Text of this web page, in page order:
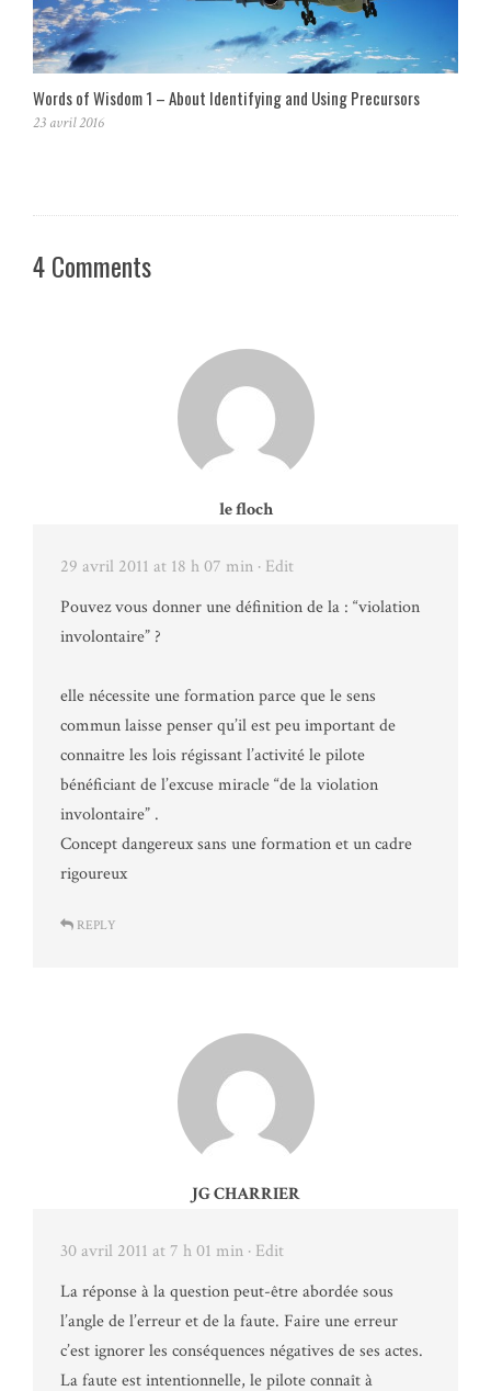
Words of Wisdom 1 – About Identifying and Using Precursors
23 avril 2016
4 Comments
le floch
29 avril 2011 at 18 h 07 min · Edit
Pouvez vous donner une définition de la : “violation
involontaire” ?
elle nécessite une formation parce que le sens
commun laisse penser qu’il est peu important de
connaitre les lois régissant l’activité le pilote
bénéficiant de l’excuse miracle “de la violation
involontaire” .
Concept dangereux sans une formation et un cadre
rigoureux
REPLY
JG CHARRIER
30 avril 2011 at 7 h 01 min · Edit
La réponse à la question peut-être abordée sous
l’angle de l’erreur et de la faute. Faire une erreur
c’est ignorer les conséquences négatives de ses actes.
La faute est intentionnelle, le pilote connaît à